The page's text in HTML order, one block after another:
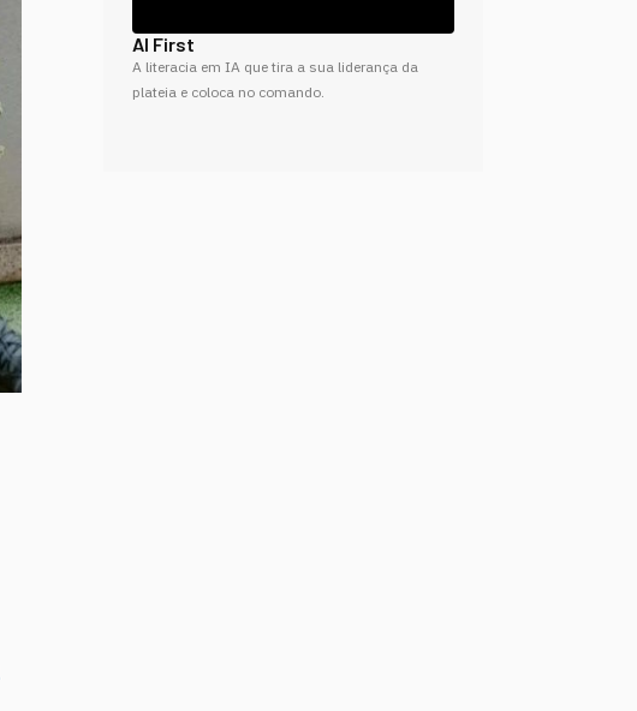
AI First
A literacia em IA que tira a sua liderança da
plateia e coloca no comando.